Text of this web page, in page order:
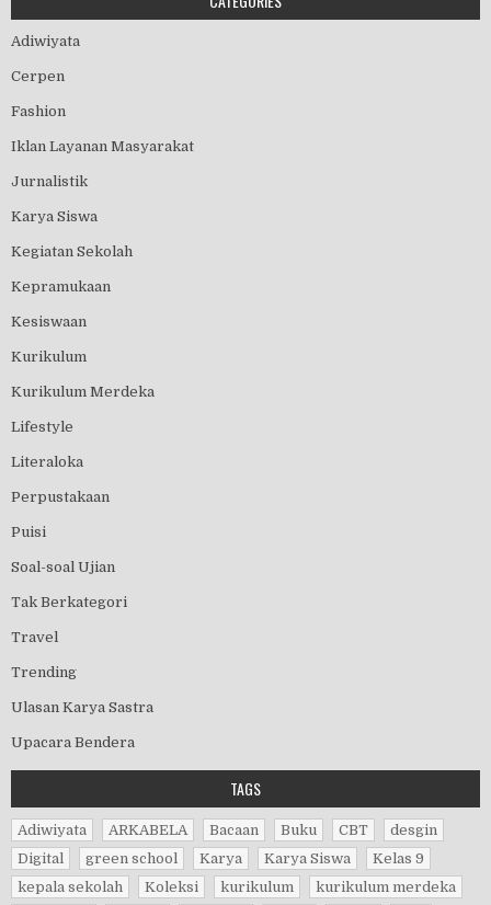
Adiwiyata
Cerpen
Fashion
Iklan Layanan Masyarakat
Jurnalistik
Karya Siswa
Kegiatan Sekolah
Kepramukaan
Kesiswaan
Kurikulum
Kurikulum Merdeka
Lifestyle
Literaloka
Perpustakaan
Puisi
Soal-soal Ujian
Tak Berkategori
Travel
Trending
Ulasan Karya Sastra
Upacara Bendera
TAGS
Adiwiyata ARKABELA Bacaan Buku CBT
desgin
Digital
green school Karya Karya Siswa
Kelas 9
kepala sekolah
Koleksi kurikulum
kurikulum merdeka